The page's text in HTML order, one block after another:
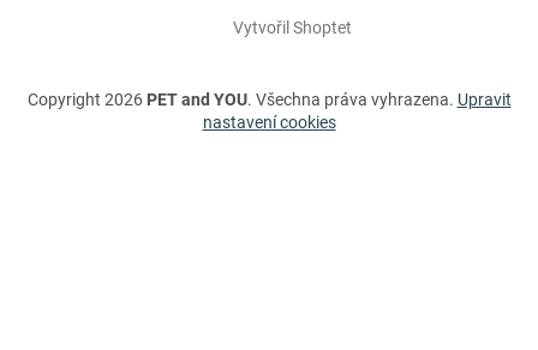
Vytvořil Shoptet
Copyright 2026 PET and YOU. Všechna práva vyhrazena. Upravit
nastavení cookies